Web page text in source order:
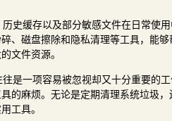
史缓存以及部分敏感文件在日常使
、磁盘擦除和隐私清理等工具，能
文件资源。
是一项容易被忽视却又十分重要的
的麻烦。无论是定期清理系统垃圾
工具。